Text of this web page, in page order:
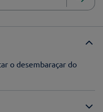
o desembaraçar do